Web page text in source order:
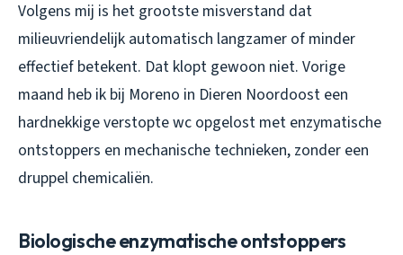
Volgens mij is het grootste misverstand dat
milieuvriendelijk automatisch langzamer of minder
effectief betekent. Dat klopt gewoon niet. Vorige
maand heb ik bij Moreno in Dieren Noordoost een
hardnekkige verstopte wc opgelost met enzymatische
ontstoppers en mechanische technieken, zonder een
druppel chemicaliën.
Biologische enzymatische ontstoppers